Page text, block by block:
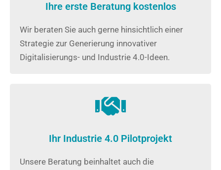
Ihre erste Beratung kostenlos
Wir beraten Sie auch gerne hinsichtlich einer
Strategie zur Generierung innovativer
Digitalisierungs- und Industrie 4.0-Ideen.
Ihr Industrie 4.0 Pilotprojekt
Unsere Beratung beinhaltet auch die